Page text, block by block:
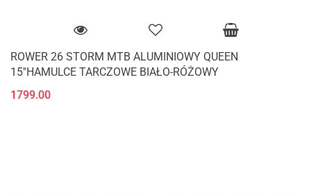
ROWER 26 STORM MTB ALUMINIOWY QUEEN
15''HAMULCE TARCZOWE BIAŁO-RÓŻOWY
1799.00